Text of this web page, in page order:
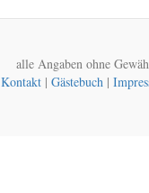
alle Angaben ohne
Kontakt| Gästebuch|